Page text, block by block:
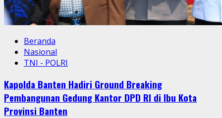
Beranda
Nasional
TNI - POLRI
Kapolda Banten Hadiri Ground Breaking
Pembangunan Gedung Kantor DPD RI di Ibu Kota
Provinsi Banten